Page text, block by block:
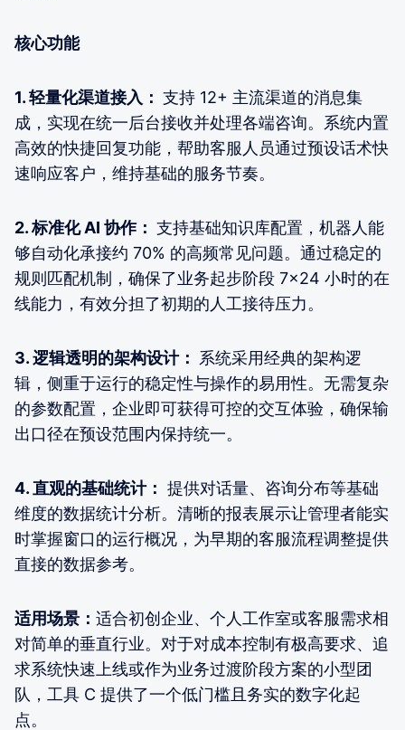
核心功能
1.轻量化渠道接入： 支持 12+ 主流渠道的消息集
成，实现在统一后台接收并处理各端咨询。系统内置
高效的快捷回复功能，帮助客服人员通过预设话术快
速响应客户，维持基础的服务节奏。
2.标准化 AI 协作： 支持基础知识库配置，机器人能
够自动化承接约 70% 的高频常见问题。通过稳定的
规则匹配机制，确保了业务起步阶段 7×24 小时的在
线能力，有效分担了初期的人工接待压力。
3.逻辑透明的架构设计： 系统采用经典的架构逻
辑，侧重于运行的稳定性与操作的易用性。无需复杂
的参数配置，企业即可获得可控的交互体验，确保输
出口径在预设范围内保持统一。
4.直观的基础统计： 提供对话量、咨询分布等基础
维度的数据统计分析。清晰的报表展示让管理者能实
时掌握窗口的运行概况，为早期的客服流程调整提供
直接的数据参考。
适用场景： 适合初创企业、个人工作室或客服需求相
对简单的垂直行业。对于对成本控制有极高要求、追
求系统快速上线或作为业务过渡阶段方案的小型团
队，工具 C 提供了一个低门槛且务实的数字化起
点。